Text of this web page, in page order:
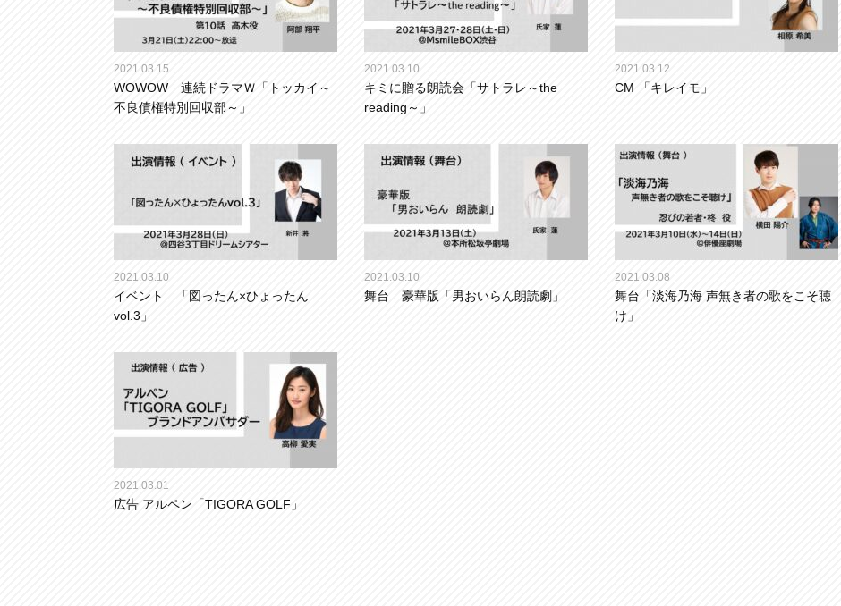
2021.03.15
WOWOW 連続ドラマＷ「トッカイ～
不良債権特別回収部～」
2021.03.10
キミに贈る朗読会「サトラレ～the
reading～」
2021.03.12
CM 「キレイモ」
2021.03.10
イベント 「図ったん×ひょったん
vol.3」
2021.03.10
舞台 豪華版「男おいらん朗読劇」
2021.03.08
舞台「淡海乃海 声無き者の歌をこそ聴
け」
2021.03.01
広告 アルペン「TIGORA GOLF」